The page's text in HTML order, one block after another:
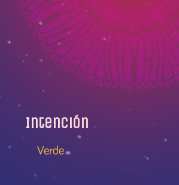
Intención
Verde